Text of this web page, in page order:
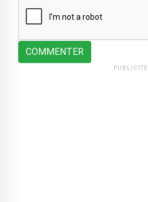
COMMENTER
PUBLICITÉ